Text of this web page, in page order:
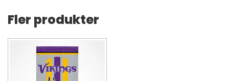
Fler produkter